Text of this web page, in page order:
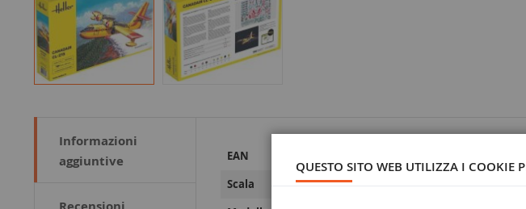
Informazioni
aggiuntive
Informazioni
EAN
Scala 1/72
QUESTO SITO WEB UTILIZZA I COOKIE